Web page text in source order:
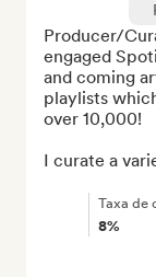
Producer/
engaged
and coming
playlists
over 10,000!
I curate a
Taxa de
8%